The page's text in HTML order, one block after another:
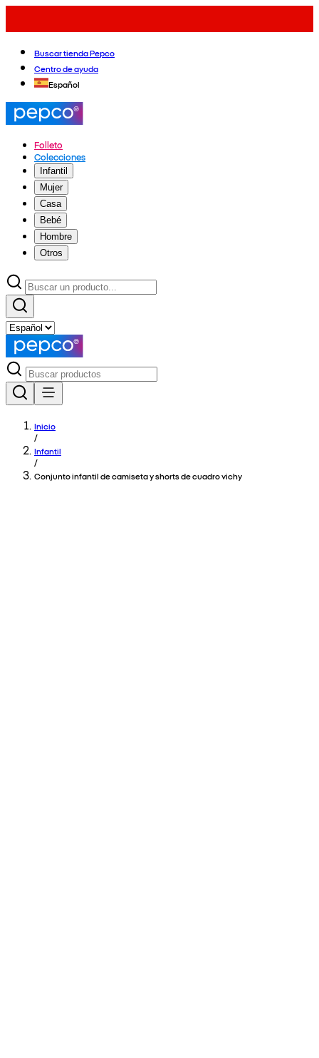
Buscar tienda Pepco
Centro de ayuda
Español
Folleto
Colecciones
Infantil
Mujer
Casa
Bebé
Hombre
Otros
Inicio
/
Infantil
/
Conjunto infantil de camiseta y shorts de cuadro vichy